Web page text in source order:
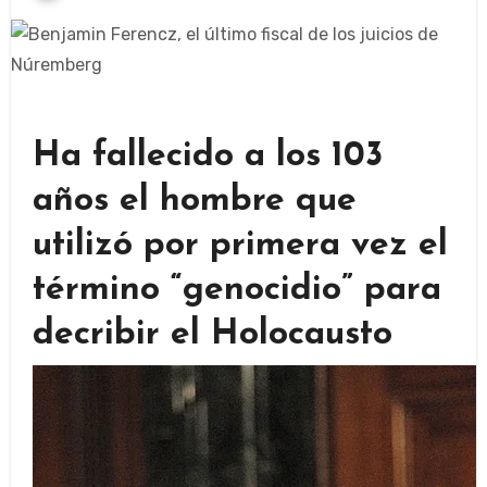
Ha fallecido a los 103
años el hombre que
utilizó por primera vez el
término “genocidio” para
decribir el Holocausto